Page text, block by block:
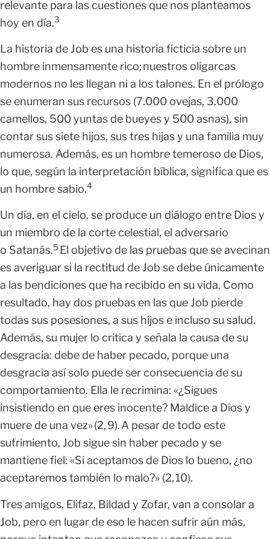
relevante para las cuestiones que nos planteamos
hoy en día.3
La historia de Job es una historia ficticia sobre un
hombre inmensamente rico; nuestros oligarcas
modernos no les llegan ni a los talones. En el prólogo
se enumeran sus recursos (7.000 ovejas, 3.000
camellos, 500 yuntas de bueyes y 500 asnas), sin
contar sus siete hijos, sus tres hijas y una familia muy
numerosa. Además, es un hombre temeroso de Dios,
lo que, según la interpretación bíblica, significa que es
un hombre sabio.4
Un día, en el cielo, se produce un diálogo entre Dios y
un miembro de la corte celestial, el adversario
o Satanás.5 El objetivo de las pruebas que se avecinan
es averiguar si la rectitud de Job se debe únicamente
a las bendiciones que ha recibido en su vida. Como
resultado, hay dos pruebas en las que Job pierde
todas sus posesiones, a sus hijos e incluso su salud.
Además, su mujer lo critica y señala la causa de su
desgracia: debe de haber pecado, porque una
desgracia así solo puede ser consecuencia de su
comportamiento. Ella le recrimina: «¿Sigues
insistiendo en que eres inocente? Maldice a Dios y
muere de una vez» (2, 9). A pesar de todo este
sufrimiento, Job sigue sin haber pecado y se
mantiene fiel: «Si aceptamos de Dios lo bueno, ¿no
aceptaremos también lo malo?» (2, 10).
Tres amigos, Elifaz, Bildad y Zofar, van a consolar a
Job, pero en lugar de eso le hacen sufrir aún más,